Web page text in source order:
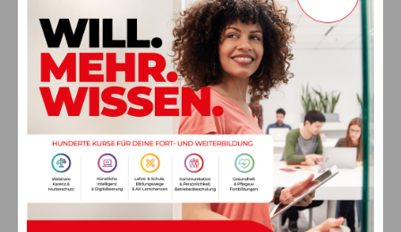
entscheiden. Einige der beliebtesten Halloween-Desserts sind
Hexenfinger aus Würstchen mit Ketchup, Cupcakes mit
gruseliger Spinnennetzdekoration und Kekse mit weißer
Glasur, die später an eine Mumie erinnert.
Wenn Sie allerdings etwas Besonderes backen möchten,
sollten Sie sich für einen Brain Cake entscheiden. Dieser
besteht aus rosafarbenem Biskuit, Sahne und Erdbeeren. Er
sieht nicht nur gruselig aus, sondern schmeckt auch
hervorragend!
Desserts mit Äpfeln und Zimt –